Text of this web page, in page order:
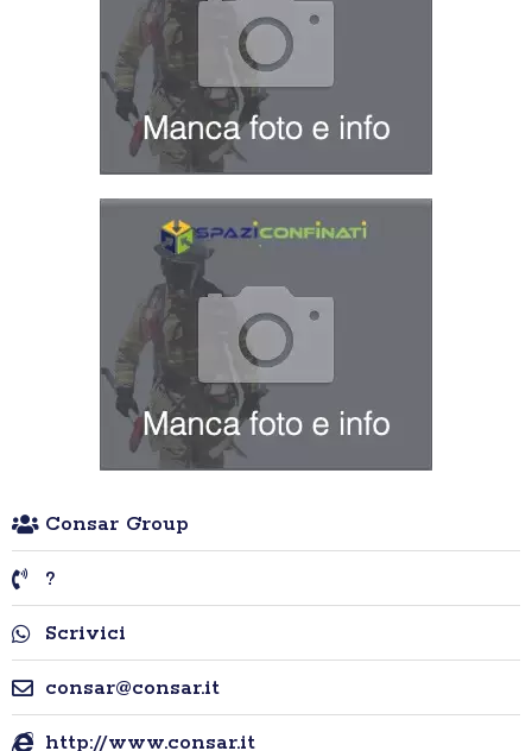
Consar Group
?
Scrivici
consar@consar.it
http://www.consar.it